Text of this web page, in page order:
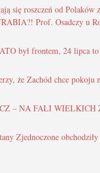
się roszczeń od Polaków
Prof. Osadczy u
był frontem, 24 lipca
że Zachód chce pokoju
– NA FALI WIELKICH
Zjednoczone